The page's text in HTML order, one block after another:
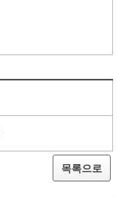
목록으로